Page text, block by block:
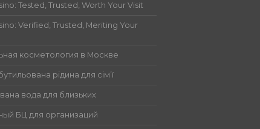
Tested, Trusted, Worth Your Visit
Verified, Trusted, Meriting Your
косметология в Москве
рідина для сім’ї
вода для близьких
БЦ для организаций